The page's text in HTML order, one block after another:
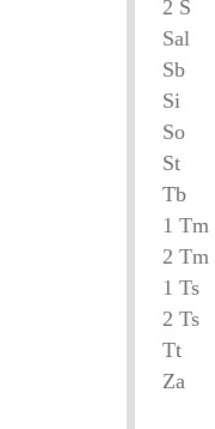
2
Si
1
2
1
2